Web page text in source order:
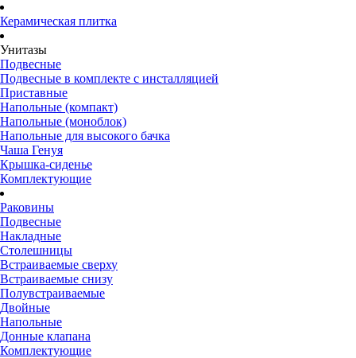
Керамическая плитка
Унитазы
Подвесные
Подвесные в комплекте с инсталляцией
Приставные
Напольные (компакт)
Напольные (моноблок)
Напольные для высокого бачка
Чаша Генуя
Крышка-сиденье
Комплектующие
Раковины
Подвесные
Накладные
Столешницы
Встраиваемые сверху
Встраиваемые снизу
Полувстраиваемые
Двойные
Напольные
Донные клапана
Комплектующие